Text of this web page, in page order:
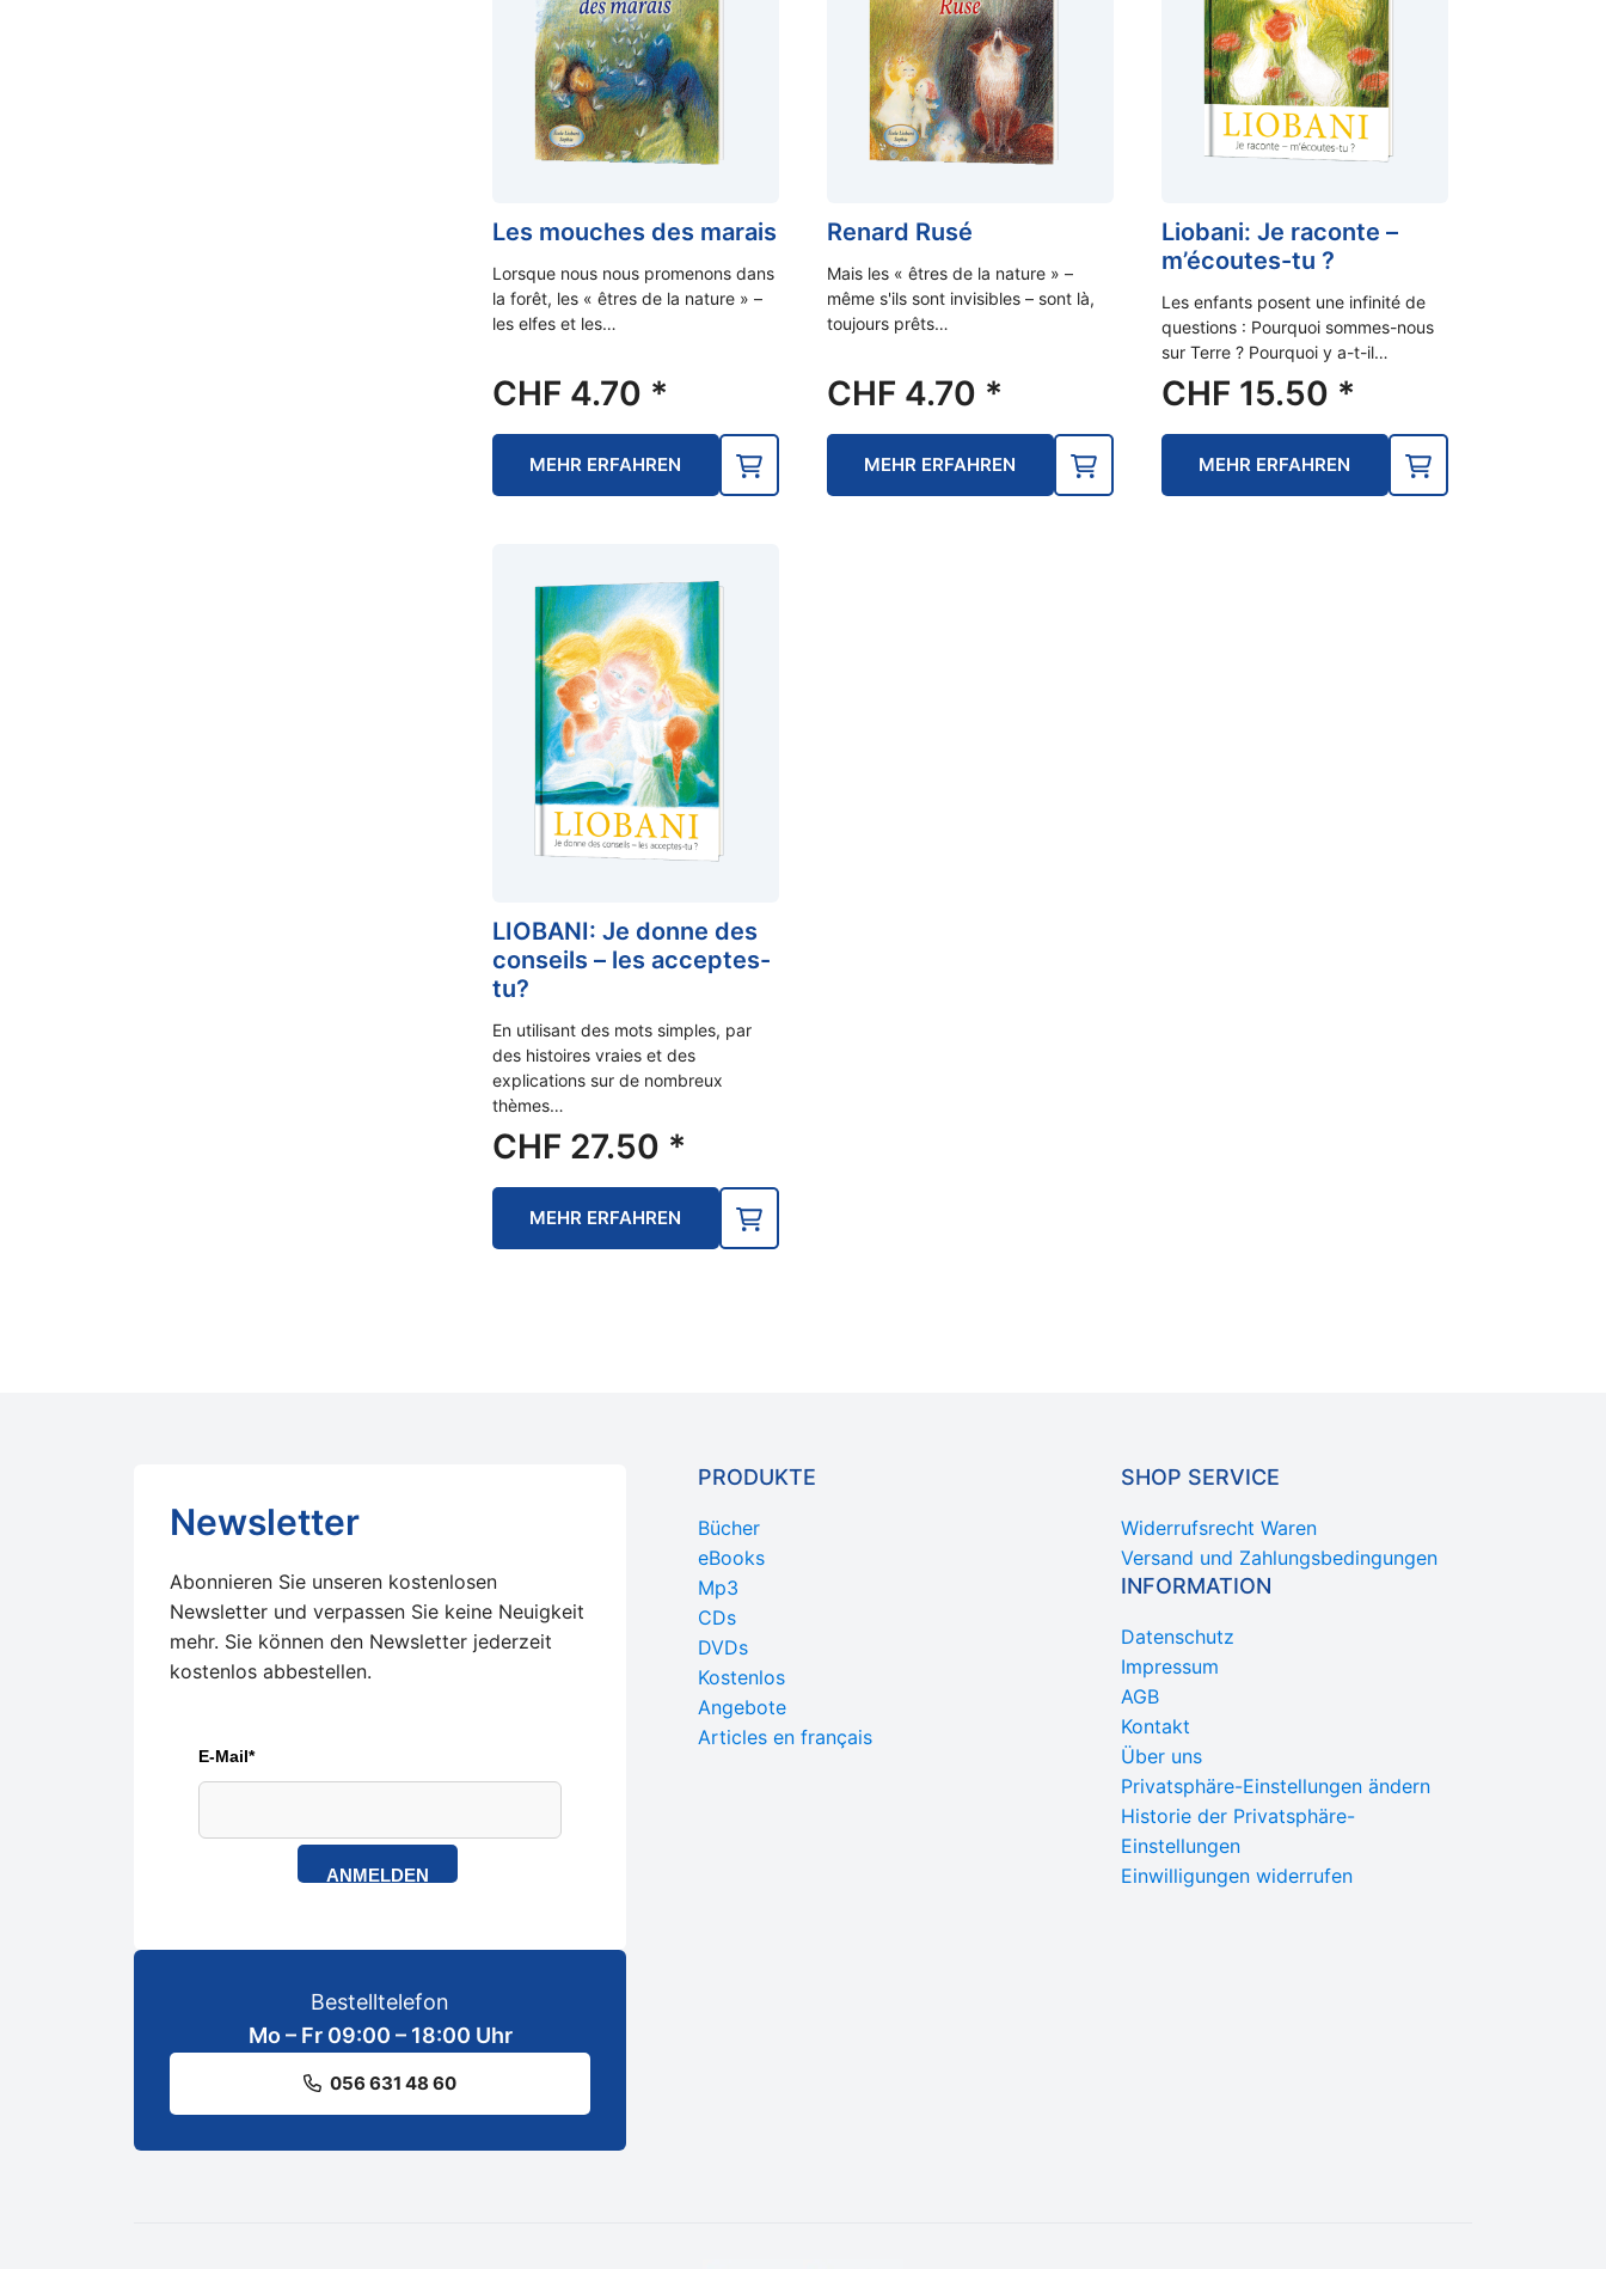
Les mouches des marais
Lorsque nous nous promenons dans
la forêt, les « êtres de la nature » –
les elfes et les…
CHF 4.70 *
MEHR ERFAHREN
Renard Rusé
Mais les « êtres de la nature » –
même s'ils sont invisibles – sont là,
toujours prêts…
CHF 4.70 *
MEHR ERFAHREN
Liobani: Je raconte –
m’écoutes-tu ?
Les enfants posent une infinité de
questions : Pourquoi sommes-nous
sur Terre ? Pourquoi y a-t-il…
CHF 15.50 *
MEHR ERFAHREN
LIOBANI: Je donne des
conseils – les acceptes-
tu?
En utilisant des mots simples, par
des histoires vraies et des
explications sur de nombreux
thèmes…
CHF 27.50 *
MEHR ERFAHREN
Newsletter
Abonnieren Sie unseren kostenlosen
Newsletter und verpassen Sie keine Neuigkeit
mehr. Sie können den Newsletter jederzeit
kostenlos abbestellen.
E-Mail*
ANMELDEN
Bestelltelefon
Mo – Fr 09:00 – 18:00 Uhr
056 631 48 60
PRODUKTE
Bücher
eBooks
Mp3
CDs
DVDs
Kostenlos
Angebote
Articles en français
SHOP SERVICE
Widerrufsrecht Waren
Versand und Zahlungsbedingungen
INFORMATION
Datenschutz
Impressum
AGB
Kontakt
Über uns
Privatsphäre-Einstellungen ändern
Historie der Privatsphäre-
Einstellungen
Einwilligungen widerrufen